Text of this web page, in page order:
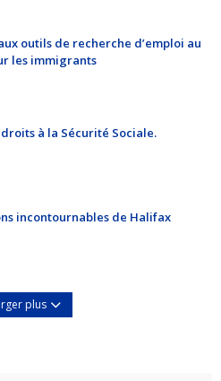
outils de recherche d’emploi au
les immigrants
à la Sécurité Sociale.
incontournables de Halifax
plus